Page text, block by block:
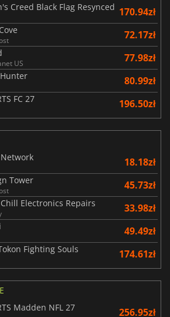
Creed Black Flag Resynced 170.94zł
72.17zł
US 77.98zł
80.99zł
FC 27 196.50zł
18.18zł
Tower 45.73zł
Electronics Repairs 33.98zł
49.49zł
Fighting Souls 174.61zł
Madden NFL 27
256.95zł